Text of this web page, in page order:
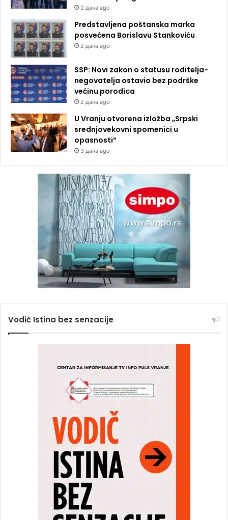
2 дана ago
Predstavljena poštanska marka
posvećena Borislavu Stankoviću
2 дана ago
SSP: Novi zakon o statusu roditelja-
negovatelja ostavio bez podrške
većinu porodica
2 дана ago
U Vranju otvorena izložba „Srpski
srednjovekovni spomenici u
opasnosti“
3 дана ago
Vodič Istina bez senzacije